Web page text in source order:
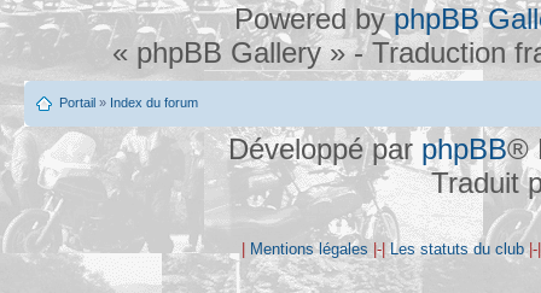
Powered byphpBB
« phpBB Gallery » - Traduction
Portail » Index du forum
Développé par phpBB®
Traduit
Mentions légales |-|Les statuts du club